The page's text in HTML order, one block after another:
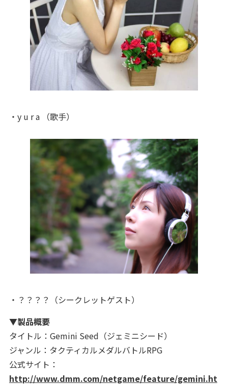
・y u r a （歌手）
・？？？？（シークレットゲスト）
▼製品概要
タイトル：Gemini Seed（ジェミニシード）
ジャンル：タクティカルメダルバトルRPG
公式サイト：
http://www.dmm.com/netgame/feature/gemini.ht